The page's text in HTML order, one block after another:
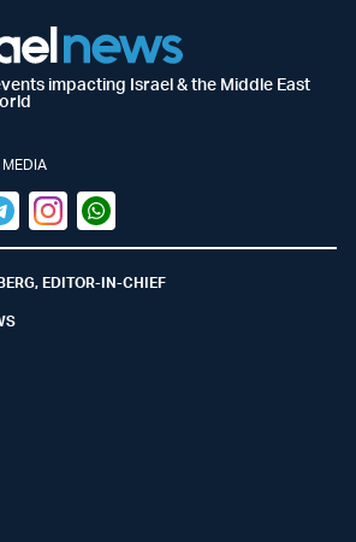
impacting Israel & the Middle East
InstagramWhatsapp
EDITOR-IN-CHIEF